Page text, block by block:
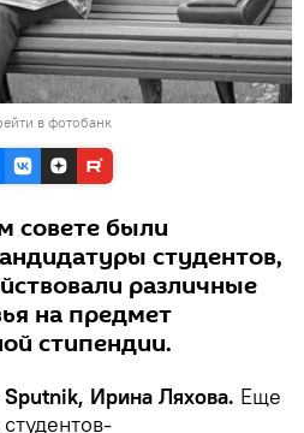
в фотобанк
совете были
студентов,
различные
на предмет
стипендии.
Ирина Ляхова. Еще